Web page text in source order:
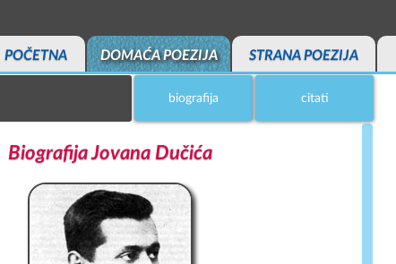
POČETNA DOMAĆA POEZIJA STRANA POEZIJA
biografija citati
Biografija Jovana Dučića